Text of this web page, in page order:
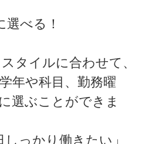
べる！
タイルに合わせて、
年や科目、勤務曜
選ぶことができま
っかり働きたい」